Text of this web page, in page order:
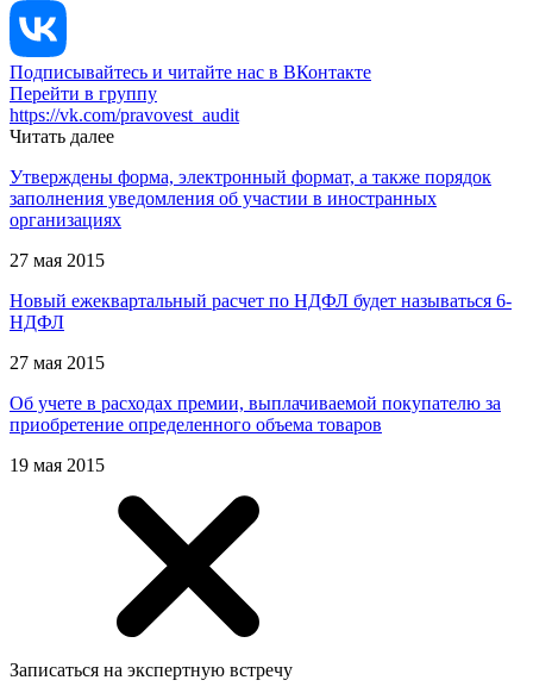
Подписывайтесь и читайте нас в ВКонтакте
Перейти в группу
https://vk.com/pravovest_audit
Читать далее
Утверждены форма, электронный формат, а также порядок
заполнения уведомления об участии в иностранных
организациях
27 мая 2015
Новый ежеквартальный расчет по НДФЛ будет называться 6-
НДФЛ
27 мая 2015
Об учете в расходах премии, выплачиваемой покупателю за
приобретение определенного объема товаров
19 мая 2015
Записаться на экспертную встречу